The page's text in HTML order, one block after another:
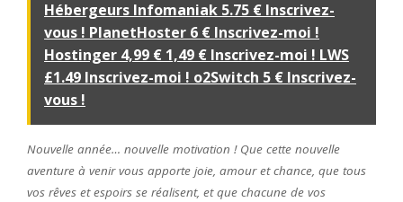
Hébergeurs Infomaniak 5.75 € Inscrivez-
vous ! PlanetHoster 6 € Inscrivez-moi !
Hostinger 4,99 € 1,49 € Inscrivez-moi ! LWS
£1.49 Inscrivez-moi ! o2Switch 5 € Inscrivez-
vous !
Nouvelle année… nouvelle motivation ! Que cette nouvelle
aventure à venir vous apporte joie, amour et chance, que tous
vos rêves et espoirs se réalisent, et que chacune de vos